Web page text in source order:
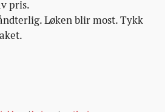
pris.
Løken blir most. Tykk